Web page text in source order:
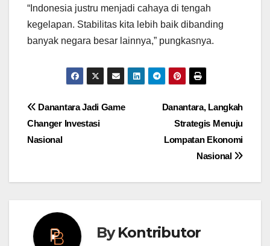
“Indonesia justru menjadi cahaya di tengah
kegelapan. Stabilitas kita lebih baik dibanding
banyak negara besar lainnya,” pungkasnya.
Post
navigation
Danantara, Langkah
Strategis Menuju
Lompatan Ekonomi
Nasional
Danantara Jadi Game
Changer Investasi
Nasional
ByKontributor